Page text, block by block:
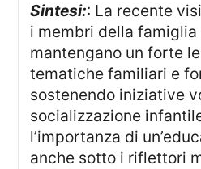
Sintesi:: La recente
i membri della famiglia
mantengano un forte
tematiche familiari e
sostenendo iniziative
socializzazione
l’importanza di
anche sotto i riflettori